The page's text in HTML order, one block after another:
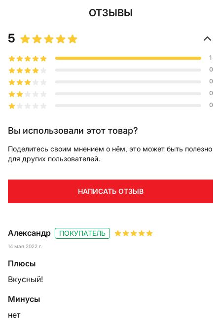
ОТЗЫВЫ
Александр
14 мая 2022 г.
ПОКУПАТЕЛЬ
Плюсы
Вкусный!
Минусы
нет
5
1
0
0
0
0
Вы использовали этот товар?
Поделитесь своим мнением о нём, это может быть полезно
для других пользователей.
НАПИСАТЬ ОТЗЫВ